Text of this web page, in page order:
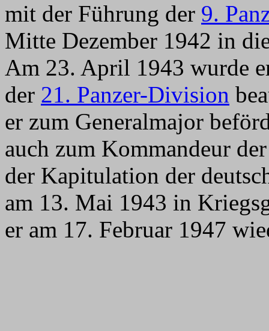
mit der Führung der 9.
Mitte Dezember 1942 in
Am 23. April 1943 wurde
der 21. Panzer-Division
er zum Generalmajor
auch zum Kommandeur
der Kapitulation der
am 13. Mai 1943 in
er am 17. Februar 1947